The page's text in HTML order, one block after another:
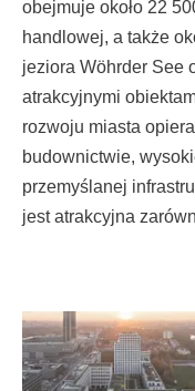
obejmuje około 22
handlowej, a także
jeziora Wöhrder See
atrakcyjnymi
rozwoju miasta
budownictwie,
przemyślanej
jest atrakcyjna